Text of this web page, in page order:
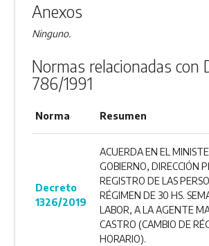
Anexos
Ninguno.
Normas relacionadas con
786/1991
Norma Resumen
Decreto
1326/2019
ACUERDA EN EL
GOBIERNO, DIRECCIÓN
REGISTRO DE LAS
RÉGIMEN DE 30 HS.
LABOR, A LA AGENTE
CASTRO (CAMBIO DE
HORARIO).